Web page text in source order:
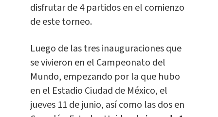
disfrutar de 4 partidos en el comienzo
de este torneo.
Luego de las tres inauguraciones que
se vivieron en el Campeonato del
Mundo, empezando por la que hubo
en el Estadio Ciudad de México, el
jueves 11 de junio, así como las dos en